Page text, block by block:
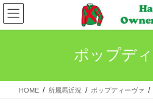
コ
ン
テ
ス
ナ
ビ
ゲ
ン
ポップデ
HOME 所属馬近況 ポップディーヴァ